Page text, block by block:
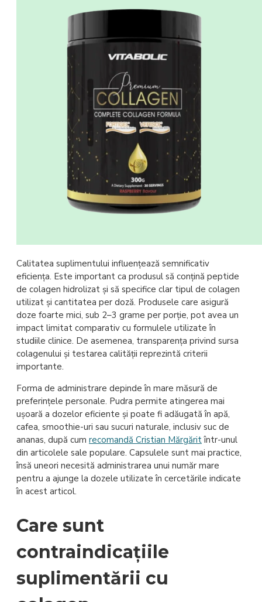
Calitatea suplimentului influențează semnificativ
eficiența. Este important ca produsul să conțină peptide
de colagen hidrolizat și să specifice clar tipul de colagen
utilizat și cantitatea per doză. Produsele care asigură
doze foarte mici, sub 2–3 grame per porție, pot avea un
impact limitat comparativ cu formulele utilizate în
studiile clinice. De asemenea, transparența privind sursa
colagenului și testarea calității reprezintă criterii
importante.
Forma de administrare depinde în mare măsură de
preferințele personale. Pudra permite atingerea mai
ușoară a dozelor eficiente și poate fi adăugată în apă,
cafea, smoothie-uri sau sucuri naturale, inclusiv suc de
ananas, după cum recomandă Cristian Mărgăritîntr-unul
din articolele sale populare. Capsulele sunt mai practice,
însă uneori necesită administrarea unui număr mare
pentru a ajunge la dozele utilizate în cercetările indicate
în acest articol.
Care sunt
contraindicațiile
suplimentării cu